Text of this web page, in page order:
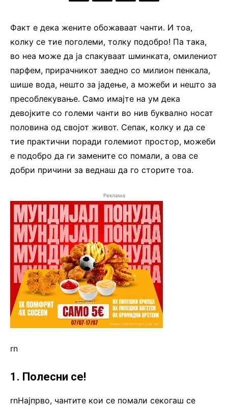
Факт е дека жените обожаваат чанти. И тоа,
колку се тие поголеми, толку подобро! Па така,
во неа може да ја спакуваат шминката, омилениот
парфем, прирачникот заедно со милион пенкала,
шише вода, нешто за јадење, а можеби и нешто за
пресоблекување. Само имајте на ум дека
девојките со големи чанти во нив буквално носат
половина од својот живот. Сепак, колку и да се
тие практични поради големиот простор, можеби
е подобро да ги замените со помали, а ова се
добри причини за веднаш да го сторите тоа.
Реклама
rn
1. Полесни се!
rnНајпрво, чантите кои се помали секогаш се